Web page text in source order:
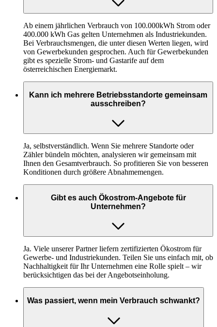
Ab einem jährlichen Verbrauch von 100.000kWh Strom oder
400.000 kWh Gas gelten Unternehmen als Industriekunden.
Bei Verbrauchsmengen, die unter diesen Werten liegen, wird
von Gewerbekunden gesprochen. Auch für Gewerbekunden
gibt es spezielle Strom- und Gastarife auf dem
österreichischen Energiemarkt.
Kann ich mehrere Betriebsstandorte gemeinsam
ausschreiben?
Ja, selbstverständlich. Wenn Sie mehrere Standorte oder
Zähler bündeln möchten, analysieren wir gemeinsam mit
Ihnen den Gesamtverbrauch. So profitieren Sie von besseren
Konditionen durch größere Abnahmemengen.
Gibt es auch Ökostrom-Angebote für
Unternehmen?
Ja. Viele unserer Partner liefern zertifizierten Ökostrom für
Gewerbe- und Industriekunden. Teilen Sie uns einfach mit, ob
Nachhaltigkeit für Ihr Unternehmen eine Rolle spielt – wir
berücksichtigen das bei der Angebotseinholung.
Was passiert, wenn mein Verbrauch schwankt?